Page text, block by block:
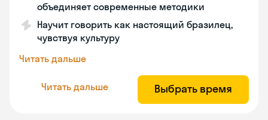
объединяет современные методики
Научит говорить как настоящий бразилец,
чувствуя культуру
Читать дальше
Читать дальше Выбрать время